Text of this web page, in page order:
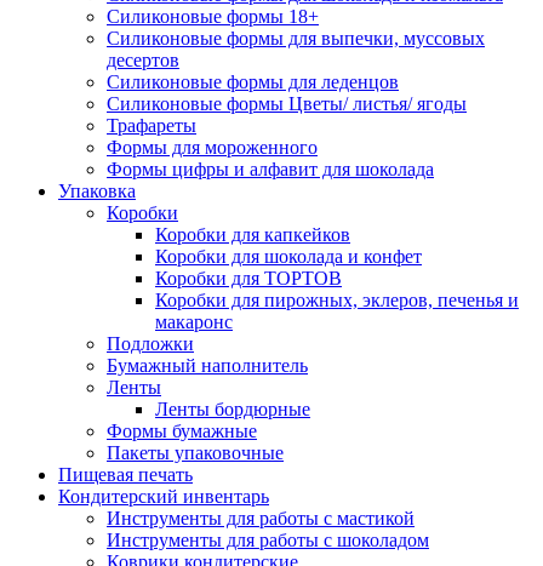
Силиконовые формы 18+
Силиконовые формы для выпечки, муссовых
десертов
Силиконовые формы для леденцов
Силиконовые формы Цветы/ листья/ ягоды
Трафареты
Формы для мороженного
Формы цифры и алфавит для шоколада
Упаковка
Коробки
Коробки для капкейков
Коробки для шоколада и конфет
Коробки для ТОРТОВ
Коробки для пирожных, эклеров, печенья и
макаронс
Подложки
Бумажный наполнитель
Ленты
Ленты бордюрные
Формы бумажные
Пакеты упаковочные
Пищевая печать
Кондитерский инвентарь
Инструменты для работы с мастикой
Инструменты для работы с шоколадом